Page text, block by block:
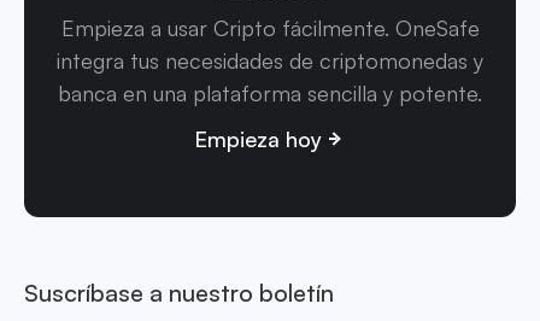
Empieza a usar Cripto fácilmente. OneSafe
integra tus necesidades de criptomonedas y
banca en una plataforma sencilla y potente.
Empieza hoy
Suscríbase a nuestro boletín